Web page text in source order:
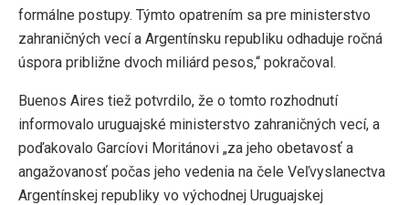
formálne postupy. Týmto opatrením sa pre ministerstvo
zahraničných vecí a Argentínsku republiku odhaduje ročná
úspora približne dvoch miliárd pesos,“ pokračoval.
Buenos Aires tiež potvrdilo, že o tomto rozhodnutí
informovalo uruguajské ministerstvo zahraničných vecí, a
poďakovalo Garcíovi Moritánovi „za jeho obetavosť a
angažovanosť počas jeho vedenia na čele Veľvyslanectva
Argentínskej republiky vo východnej Uruguajskej